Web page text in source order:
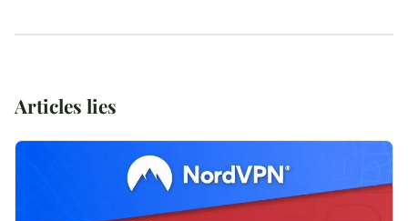
Dr.Fone de Wondershare pour la recuperation de
Bridge) pour les utilisateurs avances. Le choix
dommage.
Articles lies